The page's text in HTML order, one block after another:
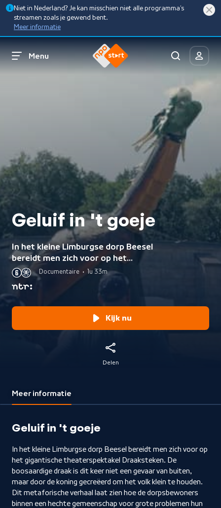
Niet in Nederland? Je kan misschien niet alle programma’s
streamen zoals je gewend bent.
Meer informatie
Menu
Geluif in 't goeje
In het kleine Limburgse dorp Beesel
bereidt men zich voor op het
gigantische theaterspektakel
Draaksteken. Dit verhaal laat zien
hoe de dorpsbewoners voor grote
problemen hun eigen oplossingen
Documentaire • 1u 33m
Kijk nu
Delen
Meer informatie
Geluif in 't goeje
In het kleine Limburgse dorp Beesel bereidt men zich voor op
het gigantische theaterspektakel Draaksteken. De
boosaardige draak is dit keer niet een gevaar van buiten,
maar door de koning gecreëerd om het volk klein te houden.
Dit metaforische verhaal laat zien hoe de dorpsbewoners
binnen een hechte gemeenschap voor grote problemen hun